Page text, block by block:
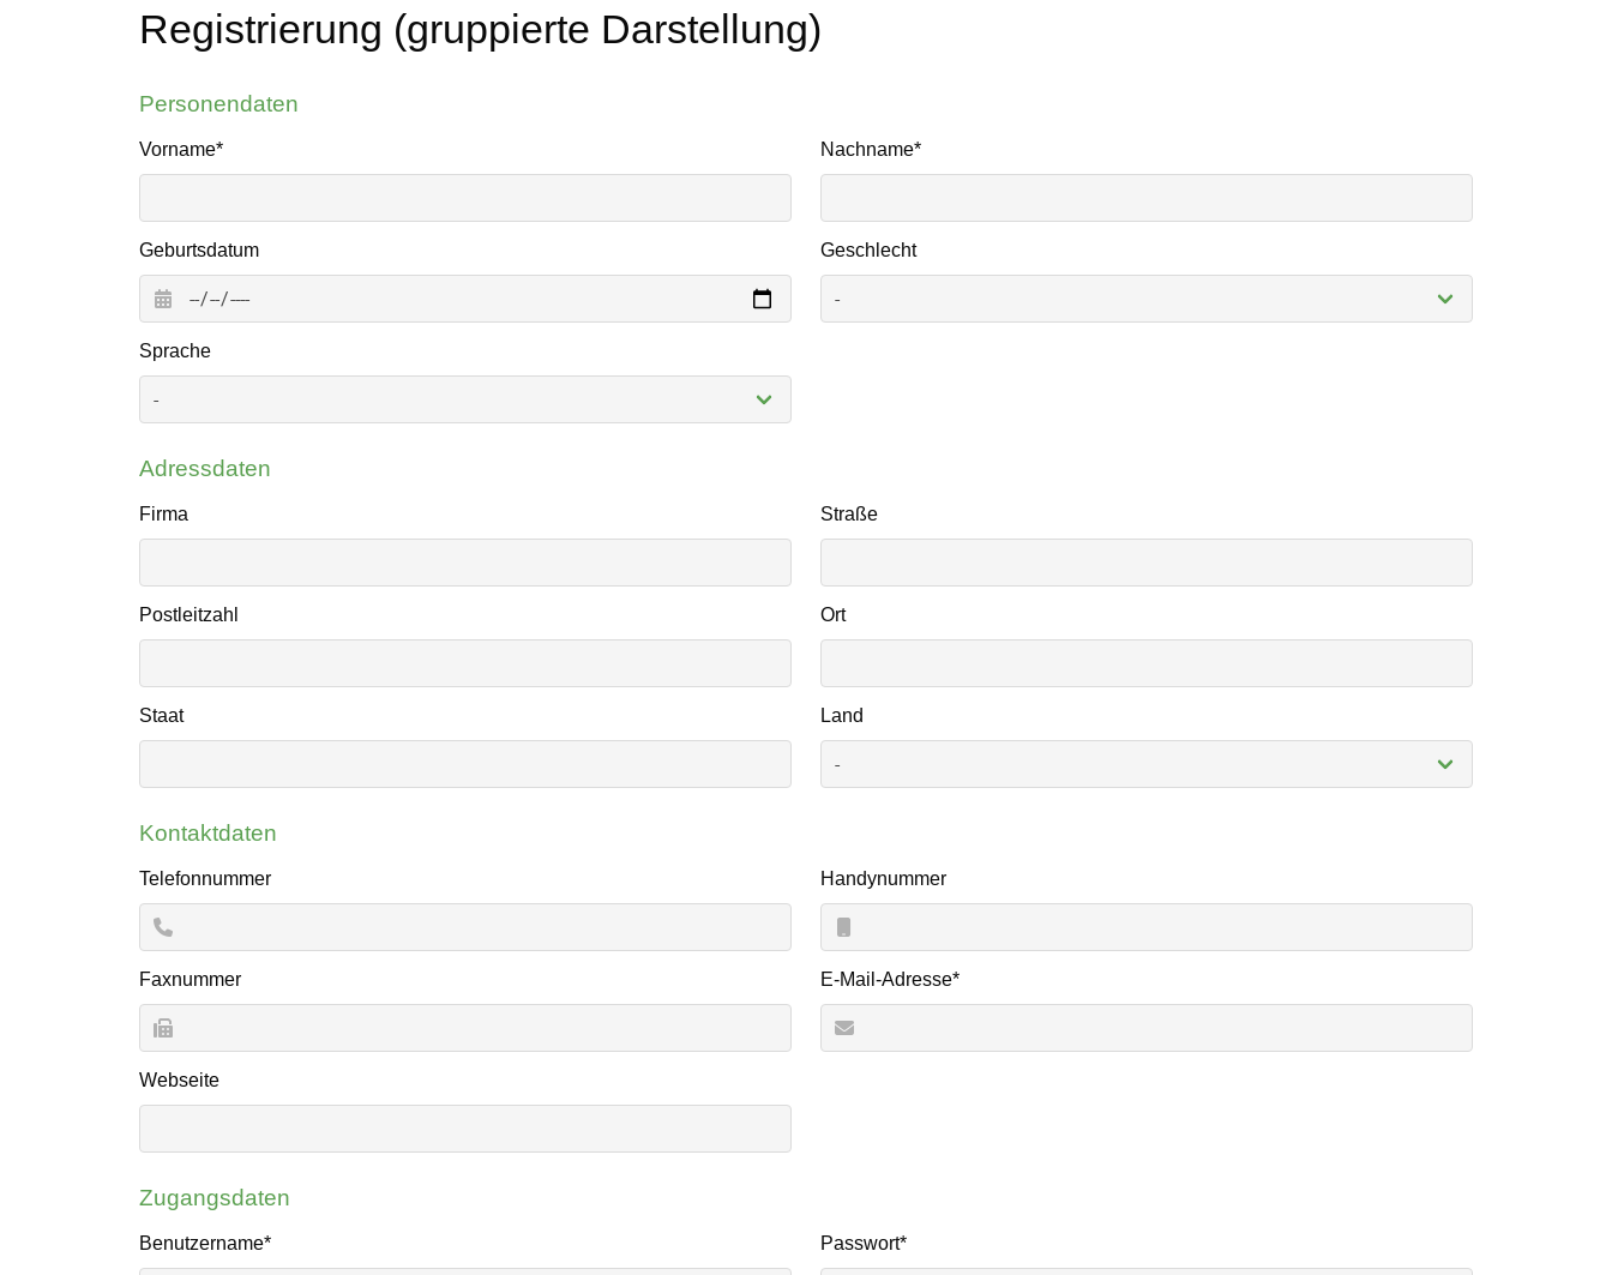
Registrierung (gruppierte Darstellung)
Personendaten
Pflichtfeld
Vorname* Pflichtfeld
Nachname*
Geburtsdatum Geschlecht
Sprache
Adressdaten
Firma Straße
Postleitzahl Ort
Staat Land
Kontaktdaten
Telefonnummer Handynummer
Faxnummer Pflichtfeld
E-Mail-Adresse*
Webseite
Zugangsdaten
Pflichtfeld
Benutzername* Pflichtfeld
Passwort*